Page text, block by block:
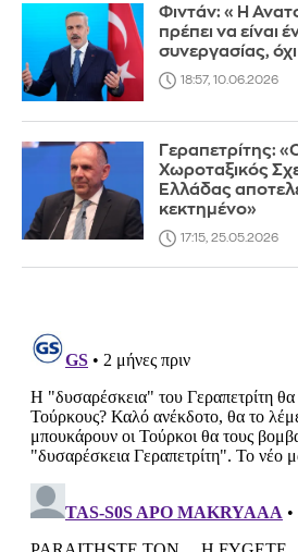
Φιντάν: «Η
πρέπει να είναι
συνεργασίας,
18:57, 10.06.2026
Γεραπετρίτης:
Χωροταξικός
Ελλάδας
κεκτημένο»
17:15, 25.05.2026